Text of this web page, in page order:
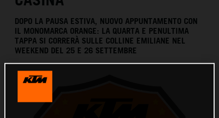
DOPO LA PAUSA ESTIVA, NUOVO APPUNTAMENTO CON
IL MONOMARCA ORANGE: LA QUARTA E PENULTIMA
TAPPA SI CORRERÀ SULLE COLLINE EMILIANE NEL
WEEKEND DEL 25 E 26 SETTEMBRE